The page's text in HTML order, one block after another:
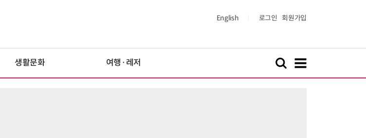
English 로그인 회원가입
생활문화 여행·레저